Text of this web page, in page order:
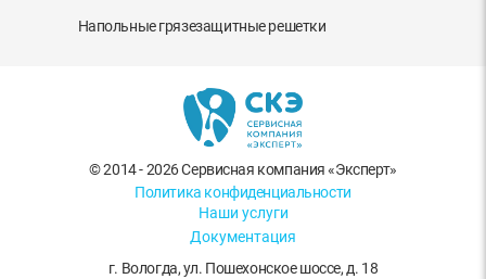
Напольные грязезащитные решетки
© 2014 - 2026 Сервисная компания «Эксперт»
Политика конфиденциальности
Наши услуги
Документация
г. Вологда,ул. Пошехонское шоссе, д. 18